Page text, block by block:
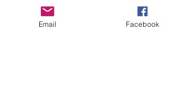
Email Facebook